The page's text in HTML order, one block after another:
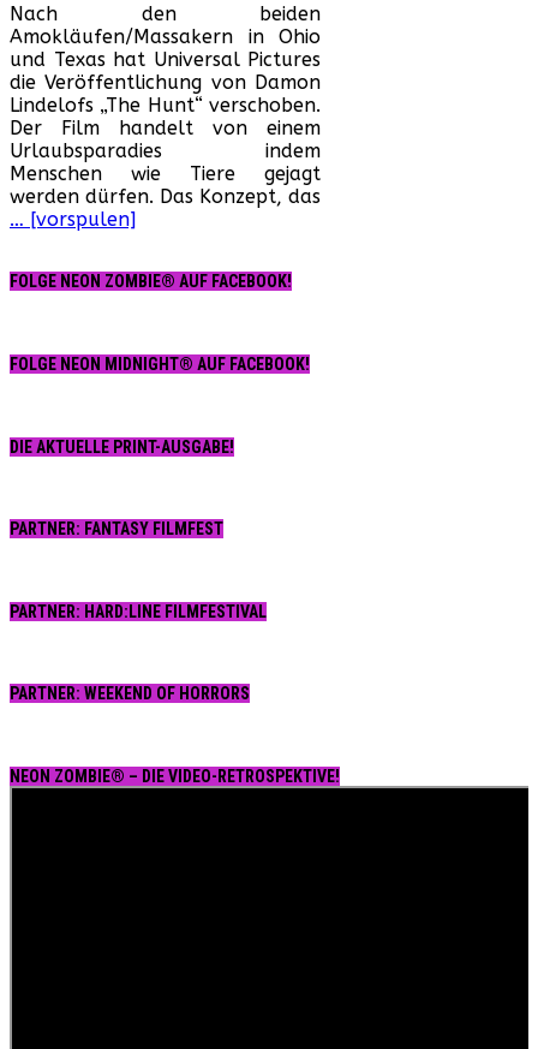
unter
Feuer:
„The
Hunt“
angeblich
auch
aus
politischen
Gründen
zurückgezogen
Nach den beiden
Amokläufen/Massakern in Ohio
und Texas hat Universal Pictures
die Veröffentlichung von Damon
Lindelofs „The Hunt“ verschoben.
Der Film handelt von einem
Urlaubsparadies indem
Menschen wie Tiere gejagt
werden dürfen. Das Konzept, das
… [vorspulen]
FOLGE NEON ZOMBIE® AUF FACEBOOK!
FOLGE NEON MIDNIGHT® AUF FACEBOOK!
DIE AKTUELLE PRINT-AUSGABE!
PARTNER: FANTASY FILMFEST
PARTNER: HARD:LINE FILMFESTIVAL
PARTNER: WEEKEND OF HORRORS
NEON ZOMBIE® – DIE VIDEO-RETROSPEKTIVE!